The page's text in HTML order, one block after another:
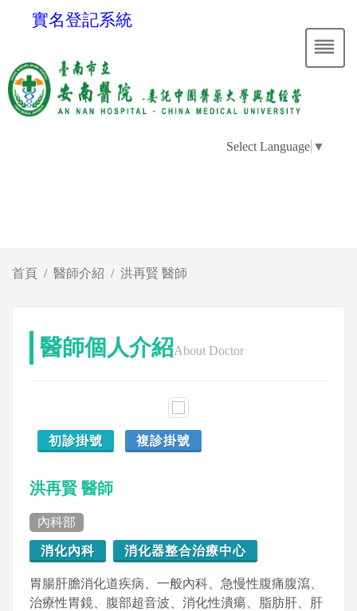
實名登記系統
Select Language ▼
首頁 醫師介紹 洪再賢 醫師
醫師個人介紹About Doctor
初診掛號 複診掛號
洪再賢 醫師
內科部
消化內科 消化器整合治療中心
胃腸肝膽消化道疾病、一般內科、急慢性腹痛腹瀉、
治療性胃鏡、腹部超音波、消化性潰瘍、脂肪肝、肝